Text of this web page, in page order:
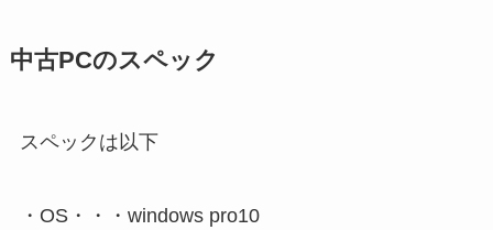
中古PCのスペック
スペックは以下
・OS・・・windows pro10